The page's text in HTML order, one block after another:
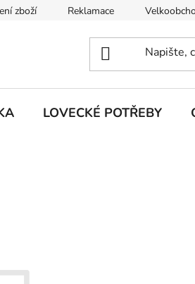
zboží Reklamace
LOVECKÉ POTŘEBY